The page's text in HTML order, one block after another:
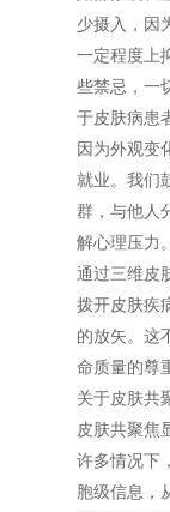
少摄入，因
一定程度上
些禁忌，一
于皮肤病患
因为外观变
就业。我们
群，与他人
解心理压力
通过三维皮
拨开皮肤疾
的放矢。这
命质量的尊
关于皮肤共
皮肤共聚焦
许多情况下
胞级信息，